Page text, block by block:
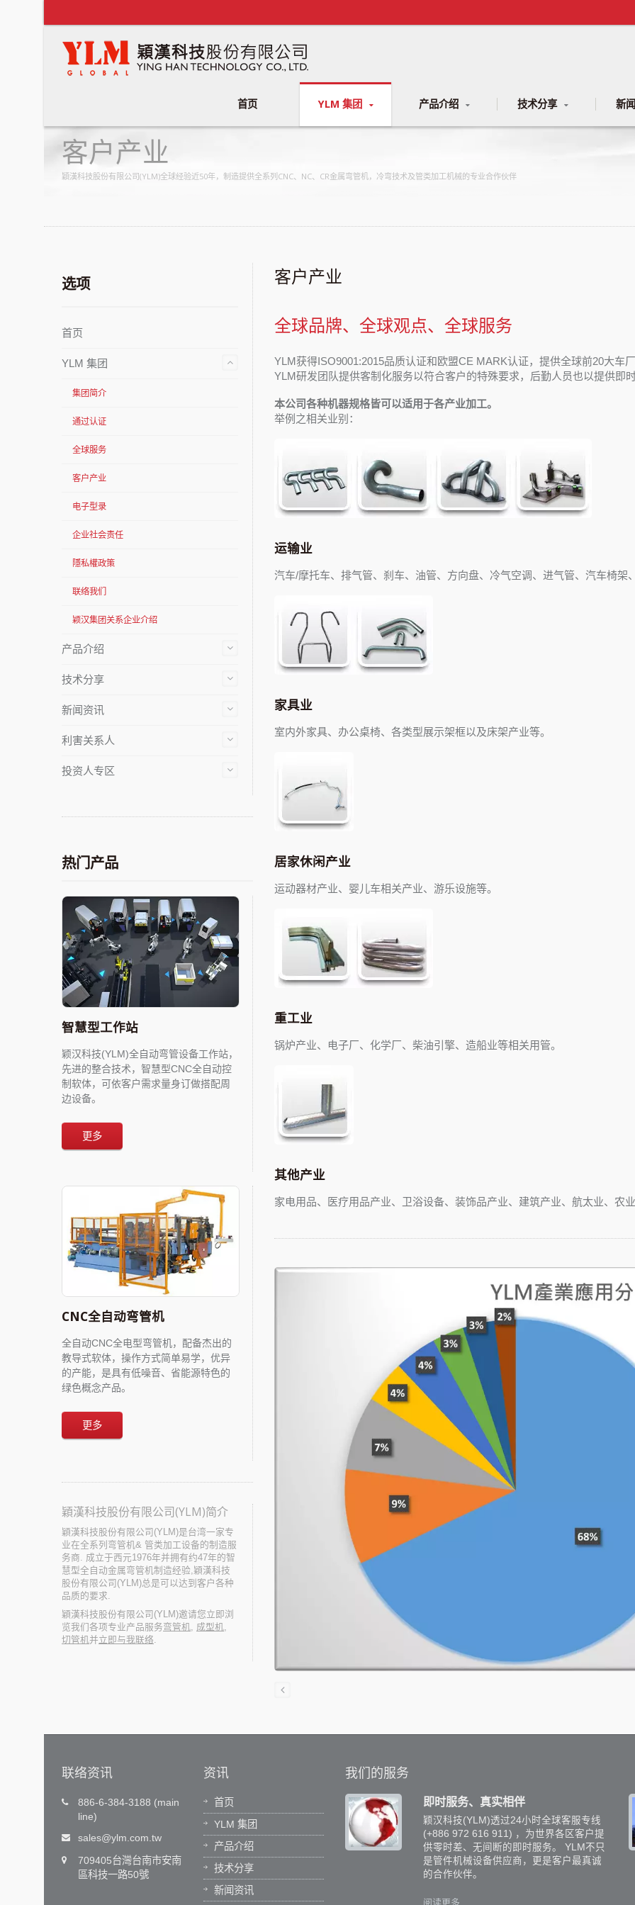
首页 YLM 集团 产品介绍 技术分享 新
客户产业
穎漢科技股份有限公司(YLM)全球经验近50年，制造提供全系列CNC、NC、CR金属弯管机，冷弯技术及管类加工机械的专业合作伙伴
选项
首页
YLM 集团
集团简介
通过认证
全球服务
客户产业
电子型录
企业社会责任
隱私權政策
联络我们
颖汉集团关系企业介绍
产品介绍
技术分享
新闻资讯
利害关系人
投资人专区
热门产品
智慧型工作站
颖汉科技(YLM)全自动弯管设备工作站，
先进的整合技术，智慧型CNC全自动控
制软体，可依客户需求量身订做搭配周
边设备。
更多
CNC全自动弯管机
全自动CNC全电型弯管机，配备杰出的
教导式软体，操作方式简单易学，优异
的产能，是具有低噪音、省能源特色的
绿色概念产品。
更多
穎漢科技股份有限公司(YLM)简介
穎漢科技股份有限公司(YLM)是台湾一家专
业在全系列弯管机& 管类加工设备的制造服
务商. 成立于西元1976年并拥有约47年的智
慧型全自动金属弯管机制造经验,穎漢科技
股份有限公司(YLM)总是可以达到客户各种
品质的要求.
穎漢科技股份有限公司(YLM)邀请您立即浏
览我们各项专业产品服务弯管机, 成型机,
切管机并立即与我联络.
客户产业
全球品牌、全球观点、全球服务
YLM获得ISO9001:2015品质认证和欧盟CE MARK认证，提供全球前20大车
YLM研发团队提供客制化服务以符合客户的特殊要求，后勤人员也以提供即
本公司各种机器规格皆可以适用于各产业加工。
举例之相关业别：
运输业
汽车/摩托车、排气管、刹车、油管、方向盘、冷气空调、进气管、汽车椅架
家具业
室内外家具、办公桌椅、各类型展示架框以及床架产业等。
居家休闲产业
运动器材产业、婴儿车相关产业、游乐设施等。
重工业
锅炉产业、电子厂、化学厂、柴油引擎、造船业等相关用管。
其他产业
家电用品、医疗用品产业、卫浴设备、装饰品产业、建筑产业、航太业、农业
联络资讯
886-6-384-3188 (main
line)
sales@ylm.com.tw
709405台灣台南市安南
區科技一路50號
资讯
首页
YLM 集团
产品介绍
技术分享
新闻资讯
我们的服务
技术创新、价值创造
颖汉科技(YLM)自主开发操作软体，专业
软体工程团队，研发机电整合技术，成为
弯管设备的领航者。 YLM不只供应管件加
工设备，更与客户共同创造价值。
即时服务、真实相伴
颖汉科技(YLM)透过24小时全球客服专线
(+886 972 616 911) ，为世界各区客户提
供零时差、无间断的即时服务。 YLM不只
是管件机械设备供应商，更是客户最真诚
的合作伙伴。
阅读更多